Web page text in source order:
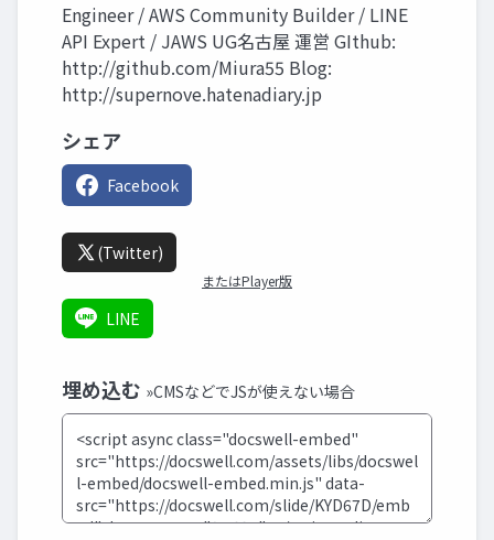
Engineer / AWS Community Builder / LINE
API Expert / JAWS UG名古屋 運営 GIthub:
http://github.com/Miura55 Blog:
http://supernove.hatenadiary.jp
シェア
Facebook
(Twitter)
またはPlayer版
LINE
埋め込む »CMSなどでJSが使えない場合